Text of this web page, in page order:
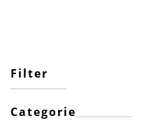
Filter
Categorie